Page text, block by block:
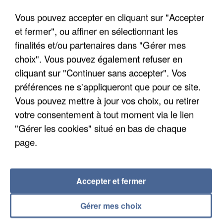
APRÈS TOUTES CES CANICULES, LES REFUGES
DE FAUNE SAUVAGE SONT...
Vous pouvez accepter en cliquant sur "Accepter
et fermer", ou affiner en sélectionnant les
finalités et/ou partenaires dans "Gérer mes
choix". Vous pouvez également refuser en
cliquant sur "Continuer sans accepter". Vos
préférences ne s'appliqueront que pour ce site.
Vous pouvez mettre à jour vos choix, ou retirer
votre consentement à tout moment via le lien
"Gérer les cookies" situé en bas de chaque
page.
Gérer mes choix
Accepter et fermer